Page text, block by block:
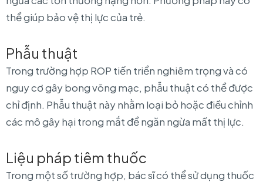
thể giúp bảo vệ thị lực của trẻ.
Phẫu thuật
Trong trường hợp ROP tiến triển nghiêm trọng và có
nguy cơ gây bong võng mạc, phẫu thuật có thể được
chỉ định. Phẫu thuật này nhằm loại bỏ hoặc điều chỉnh
các mô gây hại trong mắt để ngăn ngừa mất thị lực.
Liệu pháp tiêm thuốc
Trong một số trường hợp, bác sĩ có thể sử dụng thuốc